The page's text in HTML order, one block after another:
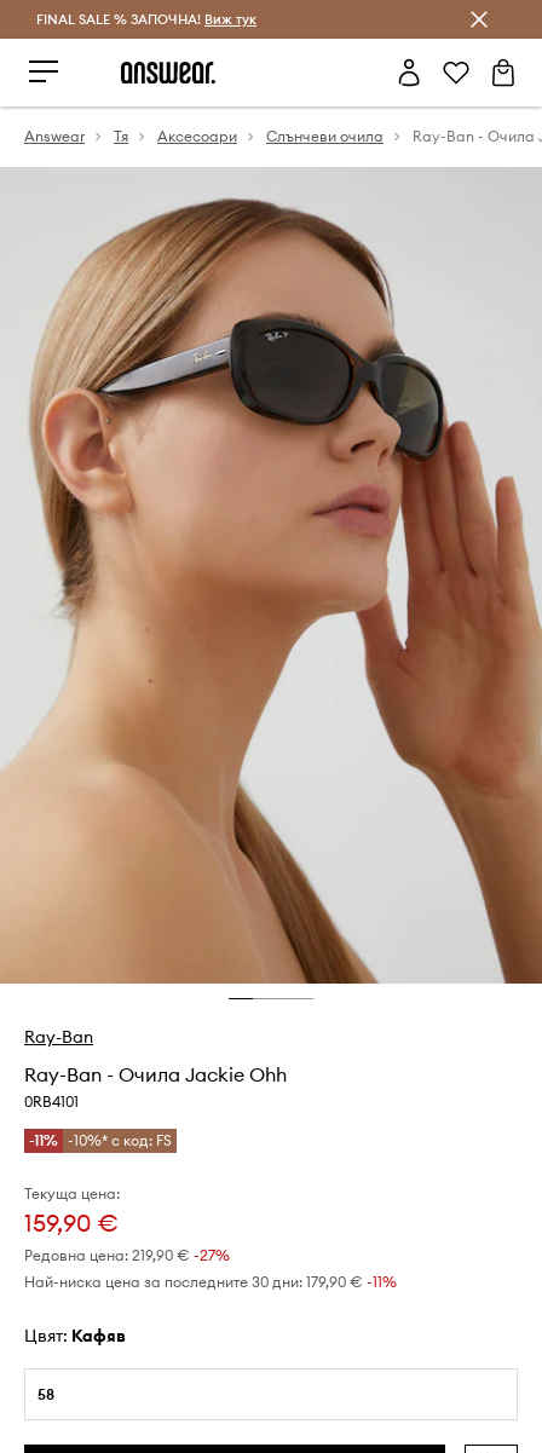
Спестявай с Answear Club
FINAL SALE % ЗАПОЧНА! Виж тук
Answear Тя Аксесоари Слънчеви очила Ray-Ban - Очила
Ray-Ban
Ray-Ban - Очила Jackie Ohh
0RB4101
-11% -10%* с код: FS
Текуща цена:
159,90 €
Редовна цена: 219,90 € -27%
Най-ниска цена за последните 30 дни: 179,90 € -11%
Цвят: кафяв
58